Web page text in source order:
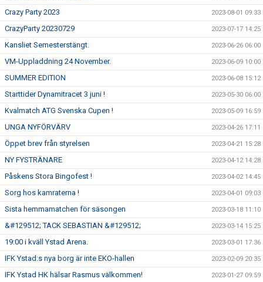
Crazy Party 2023 2023-08-01 09:33
CrazyParty 20230729 2023-07-17 14:25
Kansliet Semesterstängt. 2023-06-26 06:00
VM-Uppladdning 24 November. 2023-06-09 10:00
SUMMER EDITION 2023-06-08 15:12
Starttider Dynamitracet 3 juni ! 2023-05-30 06:00
Kvalmatch ATG Svenska Cupen ! 2023-05-09 16:59
UNGA NYFÖRVÄRV 2023-04-26 17:11
Öppet brev från styrelsen 2023-04-21 15:28
NY FYSTRÄNARE 2023-04-12 14:28
Påskens Stora Bingofest ! 2023-04-02 14:45
Sorg hos kamraterna ! 2023-04-01 09:03
Sista hemmamatchen för säsongen 2023-03-18 11:10
&#129512; TACK SEBASTIAN &#129512; 2023-03-14 15:25
19:00 i kväll Ystad Arena. 2023-03-01 17:36
IFK Ystad:s nya borg är inte EKO-hallen 2023-02-09 20:35
IFK Ystad HK hälsar Rasmus välkommen! 2023-01-27 09:59